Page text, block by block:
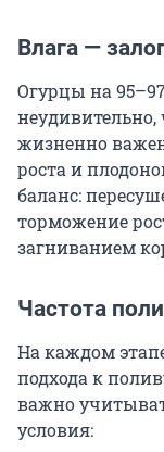
Влага —
Огурцы на
жизненно
роста и
баланс:
торможение
загниванием
Частота
На каждом
подхода к
важно
условия: